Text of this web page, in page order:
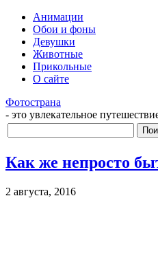
Анимации
Обои и фоны
Девушки
Животные
Прикольные
О сайте
Фотострана
- это увлекательное
Как же непросто
2 августа, 2016